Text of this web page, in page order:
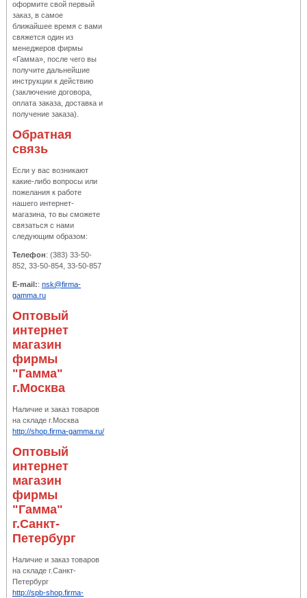
оформите свой первый
заказ, в самое
ближайшее время с вами
свяжется один из
менеджеров фирмы
«Гамма», после чего вы
получите дальнейшие
инструкции к действию
(заключение договора,
оплата заказа, доставка и
получение заказа).
Обратная
связь
Если у вас возникают
какие-либо вопросы или
пожелания к работе
нашего интернет-
магазина, то вы сможете
связаться с нами
следующим образом:
Телефон: (383) 33-50-
852, 33-50-854, 33-50-857
E-mail:: nsk@firma-
gamma.ru
Оптовый
интернет
магазин
фирмы
"Гамма"
г.Москва
Наличие и заказ товаров
на складе г.Москва
http://shop.firma-gamma.ru/
Оптовый
интернет
магазин
фирмы
"Гамма"
г.Санкт-
Петербург
Наличие и заказ товаров
на складе г.Санкт-
Петербург
http://spb-shop.firma-